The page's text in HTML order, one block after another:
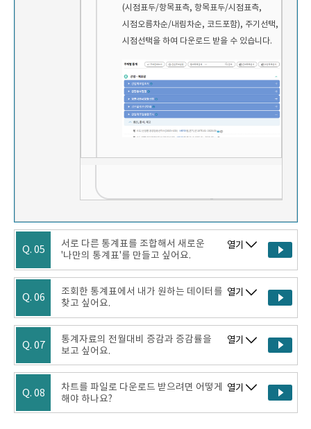
(시점표두/항목표측, 항목표두/시점표측,
시점오름차순/내림차순, 코드포함), 주기선택,
시점선택을 하여 다운로드 받을 수 있습니다.
Q. 05
서로 다른 통계표를 조합해서 새로운
'나만의 통계표'를 만들고 싶어요.
열기
Q. 06
조회한 통계표에서 내가 원하는 데이터를
찾고 싶어요.
열기
Q. 07
통계자료의 전월대비 증감과 증감률을
보고 싶어요.
열기
Q. 08
차트를 파일로 다운로드 받으려면 어떻게
해야 하나요?
열기